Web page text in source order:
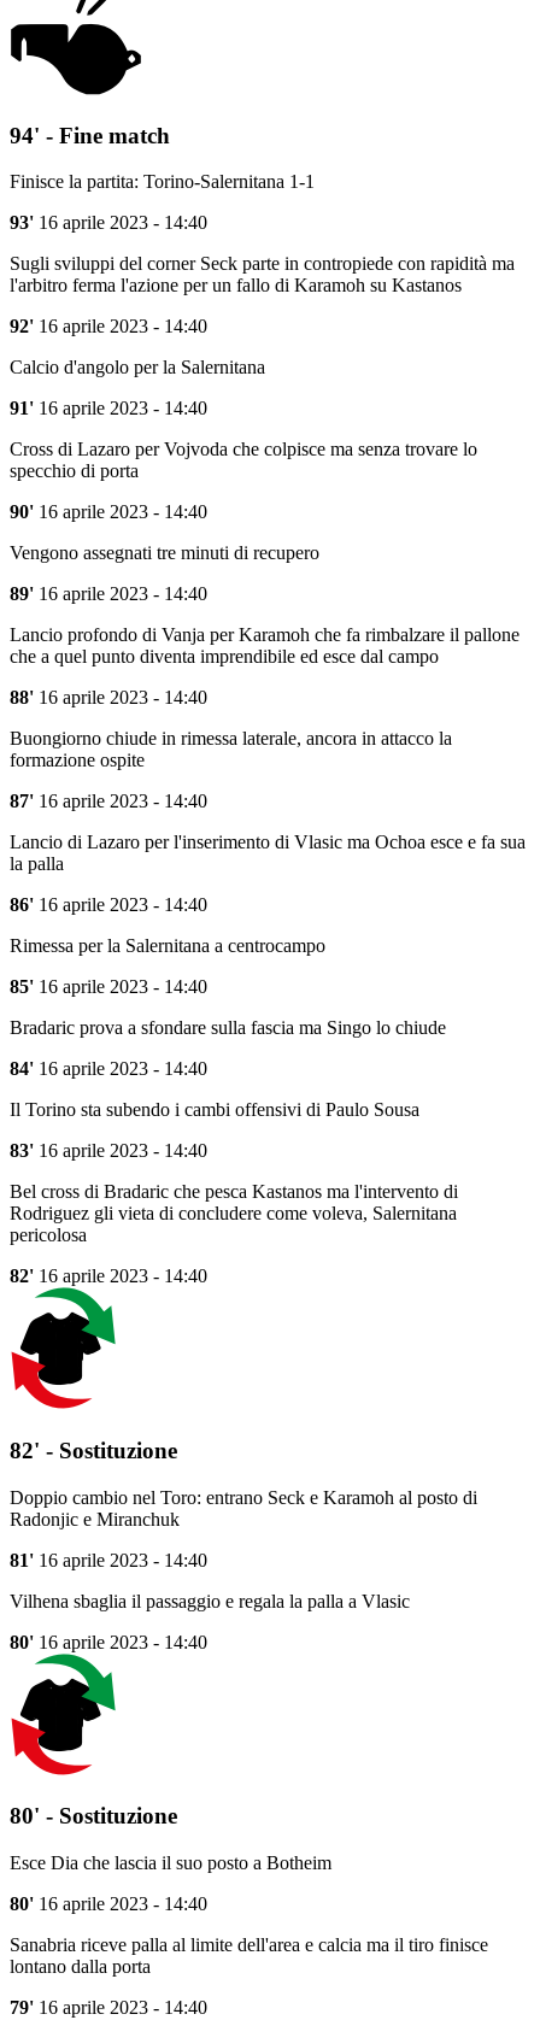
94' - Fine match
Finisce la partita: Torino-Salernitana 1-1
93' 16 aprile 2023 - 14:40
Sugli sviluppi del corner Seck parte in contropiede con rapidità ma
l'arbitro ferma l'azione per un fallo di Karamoh su Kastanos
92' 16 aprile 2023 - 14:40
Calcio d'angolo per la Salernitana
91' 16 aprile 2023 - 14:40
Cross di Lazaro per Vojvoda che colpisce ma senza trovare lo
specchio di porta
90' 16 aprile 2023 - 14:40
Vengono assegnati tre minuti di recupero
89' 16 aprile 2023 - 14:40
Lancio profondo di Vanja per Karamoh che fa rimbalzare il pallone
che a quel punto diventa imprendibile ed esce dal campo
88' 16 aprile 2023 - 14:40
Buongiorno chiude in rimessa laterale, ancora in attacco la
formazione ospite
87' 16 aprile 2023 - 14:40
Lancio di Lazaro per l'inserimento di Vlasic ma Ochoa esce e fa sua
la palla
86' 16 aprile 2023 - 14:40
Rimessa per la Salernitana a centrocampo
85' 16 aprile 2023 - 14:40
Bradaric prova a sfondare sulla fascia ma Singo lo chiude
84' 16 aprile 2023 - 14:40
Il Torino sta subendo i cambi offensivi di Paulo Sousa
83' 16 aprile 2023 - 14:40
Bel cross di Bradaric che pesca Kastanos ma l'intervento di
Rodriguez gli vieta di concludere come voleva, Salernitana
pericolosa
82' 16 aprile 2023 - 14:40
82' - Sostituzione
Doppio cambio nel Toro: entrano Seck e Karamoh al posto di
Radonjic e Miranchuk
81' 16 aprile 2023 - 14:40
Vilhena sbaglia il passaggio e regala la palla a Vlasic
80' 16 aprile 2023 - 14:40
80' - Sostituzione
Esce Dia che lascia il suo posto a Botheim
80' 16 aprile 2023 - 14:40
Sanabria riceve palla al limite dell'area e calcia ma il tiro finisce
lontano dalla porta
79' 16 aprile 2023 - 14:40